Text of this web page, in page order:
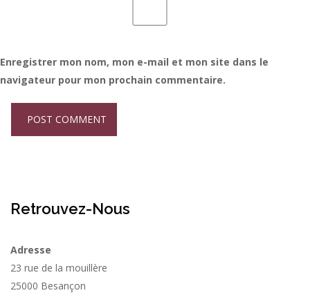
Enregistrer mon nom, mon e-mail et mon site dans le
navigateur pour mon prochain commentaire.
Retrouvez-Nous
Adresse
23 rue de la mouillère
25000 Besançon